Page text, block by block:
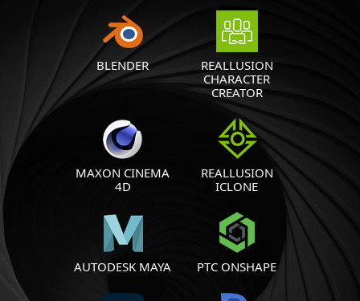
BLENDER
REALLUSION
CHARACTER
CREATOR
MAXON CINEMA
4D
REALLUSION
ICLONE
AUTODESK MAYA PTC ONSHAPE